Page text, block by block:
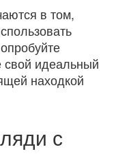
в том,
свой идеальный
находкой
с